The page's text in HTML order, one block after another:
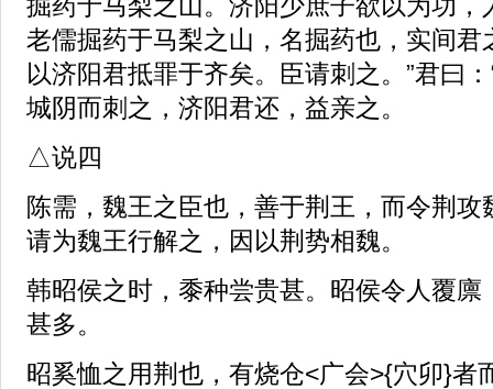
老儒掘药于马梨之山，名掘药也，实间君
以济阳君抵罪于齐矣。臣请刺之。”君曰
城阴而刺之，济阳君还，益亲之。
△说四
陈需，魏王之臣也，善于荆王，而令荆攻
请为魏王行解之，因以荆势相魏。
韩昭侯之时，黍种尝贵甚。昭侯令人覆廪
甚多。
昭奚恤之用荆也，有烧仓<广会>{穴卯}者